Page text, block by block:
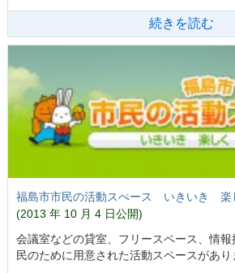
続きを読む
福島市市民の活動スぺース いきいき
(2013 年 10 月 4 日公開)
会議室などの貸室、フリースペース、情
民のために用意された活動スペースがあり